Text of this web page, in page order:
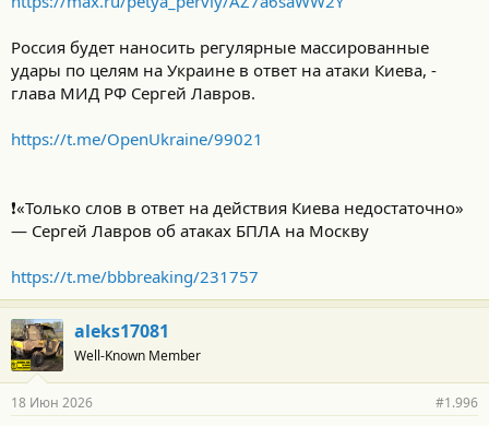
Россия будет наносить регулярные массированные
удары по целям на Украине в ответ на атаки Киева, -
глава МИД РФ Сергей Лавров.
https://t.me/OpenUkraine/99021
❗️«Только слов в ответ на действия Киева недостаточно»
— Сергей Лавров об атаках БПЛА на Москву
https://t.me/bbbreaking/231757
aleks17081
Well-Known Member
18 Июн 2026 #1.996